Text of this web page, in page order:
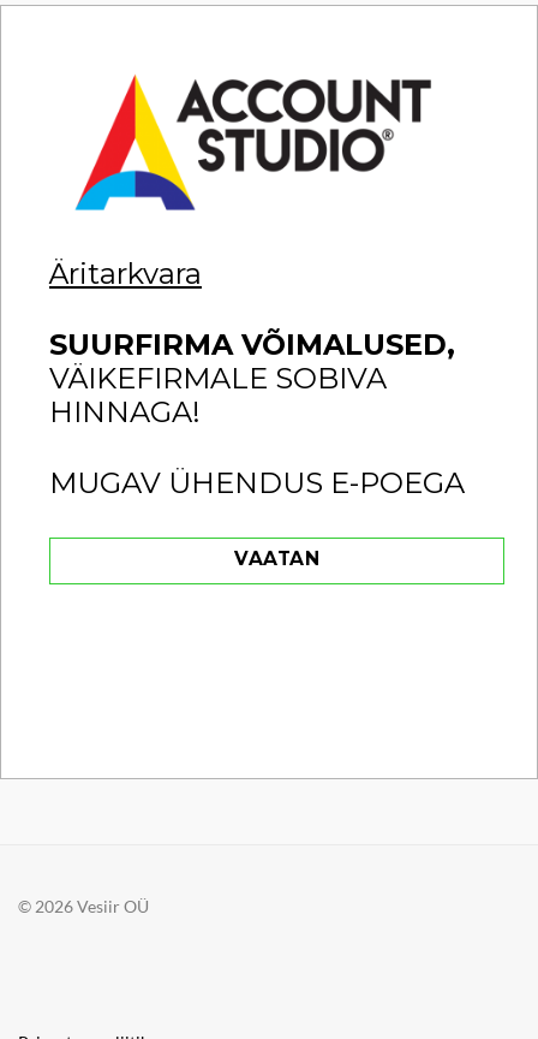
Äritarkvara
SUURFIRMA VÕIMALUSED,
VÄIKEFIRMALE SOBIVA
HINNAGA!
MUGAV ÜHENDUS E-POEGA
VAATAN
© 2026 Vesiir OÜ